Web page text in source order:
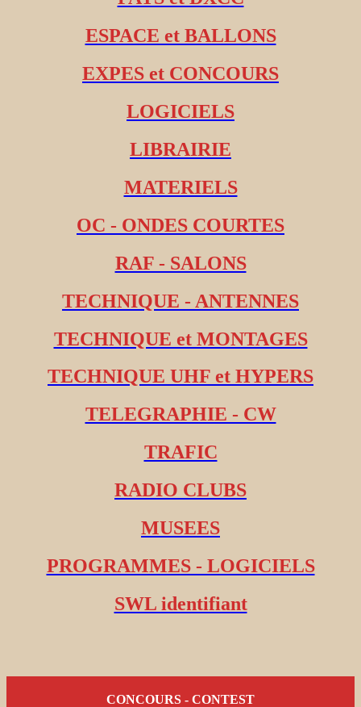
ESPACE et BALLONS
EXPES et CONCOURS
LOGICIELS
LIBRAIRIE
MATERIELS
OC - ONDES COURTES
RAF - SALONS
TECHNIQUE - ANTENNES
TECHNIQUE et MONTAGES
TECHNIQUE UHF et HYPERS
TELEGRAPHIE - CW
TRAFIC
RADIO CLUBS
MUSEES
PROGRAMMES - LOGICIELS
SWL identifiant
CONCOURS - CONTEST